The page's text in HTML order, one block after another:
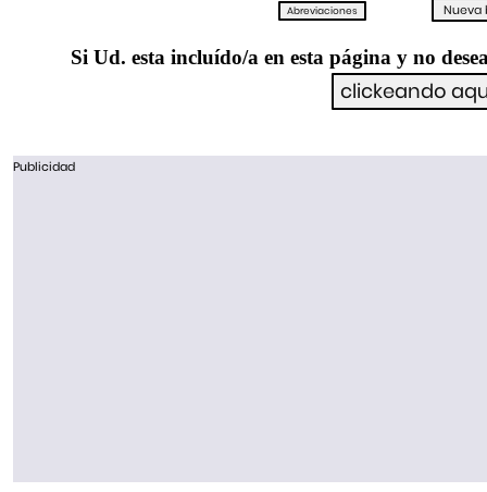
Si Ud. esta incluído/a en esta página y no
Publicidad